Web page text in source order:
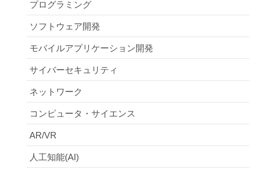
プログラミング
ソフトウェア開発
モバイルアプリケーション開発
サイバーセキュリティ
ネットワーク
コンピュータ・サイエンス
AR/VR
人工知能(AI)